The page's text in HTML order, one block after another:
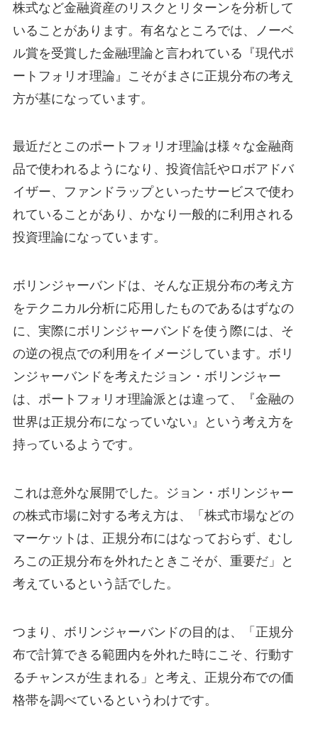
株式など金融資産のリスクとリターンを分析して
いることがあります。有名なところでは、ノーベ
ル賞を受賞した金融理論と言われている『現代ポ
ートフォリオ理論』こそがまさに正規分布の考え
方が基になっています。
最近だとこのポートフォリオ理論は様々な金融商
品で使われるようになり、投資信託やロボアドバ
イザー、ファンドラップといったサービスで使わ
れていることがあり、かなり一般的に利用される
投資理論になっています。
ボリンジャーバンドは、そんな正規分布の考え方
をテクニカル分析に応用したものであるはずなの
に、実際にボリンジャーバンドを使う際には、そ
の逆の視点での利用をイメージしています。ボリ
ンジャーバンドを考えたジョン・ボリンジャー
は、ポートフォリオ理論派とは違って、『金融の
世界は正規分布になっていない』という考え方を
持っているようです。
これは意外な展開でした。ジョン・ボリンジャー
の株式市場に対する考え方は、「株式市場などの
マーケットは、正規分布にはなっておらず、むし
ろこの正規分布を外れたときこそが、重要だ」と
考えているという話でした。
つまり、ボリンジャーバンドの目的は、「正規分
布で計算できる範囲内を外れた時にこそ、行動す
るチャンスが生まれる」と考え、正規分布での価
格帯を調べているというわけです。